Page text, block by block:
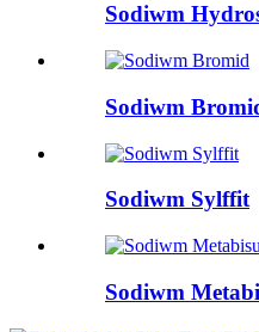
Sodiwm
Sodiwm
Sodiwm Sylffit
Sodiwm